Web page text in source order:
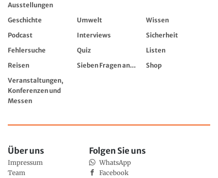
Ausstellungen
Geschichte Umwelt
Wissen
Podcast
Interviews
Sicherheit
Fehlersuche
Quiz
Listen
Reisen
Sieben Fragen an...
Shop
Veranstaltungen,
Konferenzen und
Messen
Über uns
Impressum
Team
Folgen Sie uns
WhatsApp
Facebook